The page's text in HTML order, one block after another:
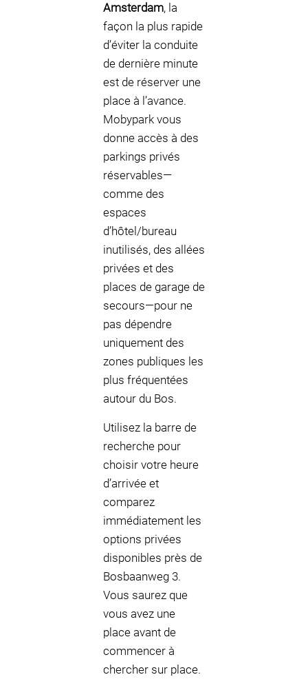
Amsterdam, la
façon la plus rapide
d’éviter la conduite
de dernière minute
est de réserver une
place à l’avance.
Mobypark vous
donne accès à des
parkings privés
réservables—
comme des
espaces
d’hôtel/bureau
inutilisés, des allées
privées et des
places de garage de
secours—pour ne
pas dépendre
uniquement des
zones publiques les
plus fréquentées
autour du Bos.
Utilisez la barre de
recherche pour
choisir votre heure
d’arrivée et
comparez
immédiatement les
options privées
disponibles près de
Bosbaanweg 3.
Vous saurez que
vous avez une
place avant de
commencer à
chercher sur place.